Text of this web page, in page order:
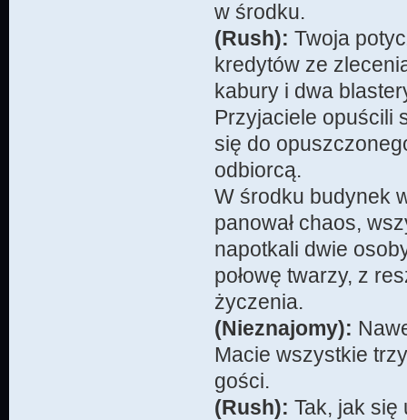
w środku.
(Rush): Twoja
kredytów ze
kabury i dwa
Przyjaciele opuścili
się do
odbiorcą.
W środku budynek
panował chaos,
napotkali dwie
połowę twarzy, z
życzenia.
(Nieznajomy):
Macie wszystkie
gości.
(Rush): Tak, jak się